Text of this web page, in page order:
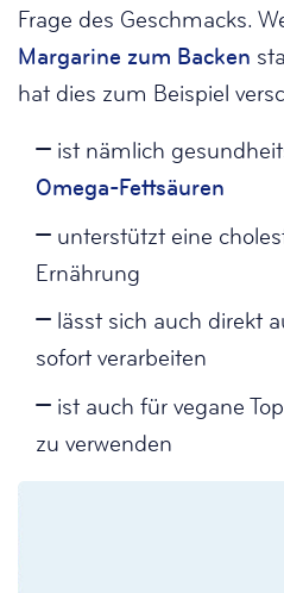
Frage des Geschmacks.
Margarine zum Backen
hat dies zum Beispiel
ist nämlich
Omega-Fettsäuren
unterstützt eine
Ernährung
lässt sich auch direkt
sofort verarbeiten
ist auch für vegane
zu verwenden